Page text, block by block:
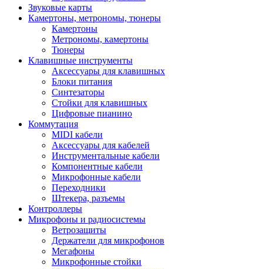
Звуковые карты
Камертоны, метрономы, тюнеры
Камертоны
Метрономы, камертоны
Тюнеры
Клавишные инструменты
Аксессуары для клавишных
Блоки питания
Синтезаторы
Стойки для клавишных
Цифровые пианино
Коммутация
MIDI кабели
Аксессуары для кабелей
Инструментальные кабели
Компонентные кабели
Микрофонные кабели
Переходники
Штекера, разъемы
Контроллеры
Микрофоны и радиосистемы
Ветрозащиты
Держатели для микрофонов
Мегафоны
Микрофонные стойки